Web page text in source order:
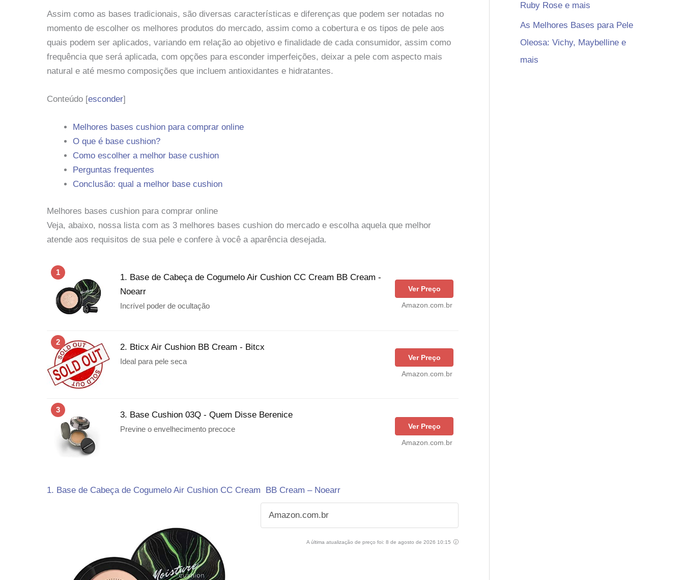
Assim como as bases tradicionais, são diversas características e diferenças que podem ser notadas no
momento de escolher os melhores produtos do mercado, assim como a cobertura e os tipos de pele aos
quais podem ser aplicados, variando em relação ao objetivo e finalidade de cada consumidor, assim como
frequência que será aplicada, com opções para esconder imperfeições, deixar a pele com aspecto mais
natural e até mesmo composições que incluem antioxidantes e hidratantes.
Conteúdo [esconder]
Melhores bases cushion para comprar online
O que é base cushion?
Como escolher a melhor base cushion
Perguntas frequentes
Conclusão: qual a melhor base cushion
Melhores bases cushion para comprar online
Veja, abaixo, nossa lista com as 3 melhores bases cushion do mercado e escolha aquela que melhor
atende aos requisitos de sua pele e confere à você a aparência desejada.
1
1. Base de Cabeça de Cogumelo Air Cushion CC Cream BB Cream -
Noearr
Incrível poder de ocultação
Ver Preço
Amazon.com.br
2
2. Bticx Air Cushion BB Cream - Bitcx
Ideal para pele seca
Ver Preço
Amazon.com.br
3
3. Base Cushion 03Q - Quem Disse Berenice
Previne o envelhecimento precoce
Ver Preço
Amazon.com.br
1. Base de Cabeça de Cogumelo Air Cushion CC Cream BB Cream – Noearr
Amazon.com.br
A última atualização de preço foi: 8 de agosto de 2026 10:15
Ruby Rose e mais
As Melhores Bases para Pele
Oleosa: Vichy, Maybelline e
mais